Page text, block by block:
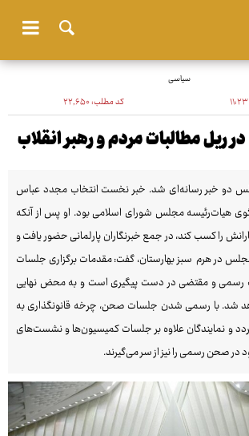
سیاسی
کد مطلب:۲۲٬۶۵۰
مطالبات مردم و رهبر انقلاب
دو خبر رسانه‌ای شد. خبر نخست انتخاب مجدد عباس
هیات‌رئیسه مجلس شورای اسلامی بود. او پس از آنکه
را کسب کند، در جمع خبرنگاران پارلمانی حضور یافت و
در هرم سبز بهارستان، گفت: مقدمات برگزاری جلسات
و مقتضی در دست پیگیری است و به محض نهایی
شد. با رسمی شدن جلسات صحن، چرخه قانونگذاری به
و نمایندگان علاوه بر جلسات کمیسیون‌ها و نشست‌های
در صحن رسمی را نیز از سر می‌گیرند.